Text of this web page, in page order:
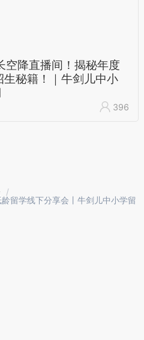
降直播间！揭秘年度
秘籍！｜牛剑儿中小
396
/
留学线下分享会丨牛剑儿中小学留